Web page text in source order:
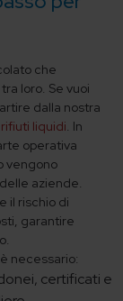
che
loro. Se vuoi
dalla nostra
liquidi. In
operativa
vengono
aziende.
il rischio di
garantire
necessario:
certificati e